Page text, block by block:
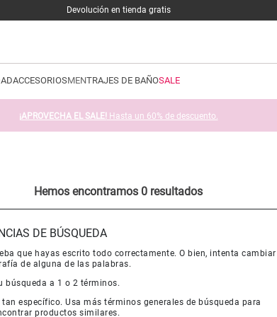
Devolución en tienda gratis
ACCESORIOSMENTRAJES DE BAÑOSALE
¡APROVECHA EL SALE! Hasta un 60% de descuento.
Hemos encontramos 0 resultados
DE BÚSQUEDA
que hayas escrito todo correctamente. O bien, intenta cambiar
de alguna de las palabras.
búsqueda a 1 o 2 términos.
tan específico. Usa más términos generales de búsqueda para
productos similares.